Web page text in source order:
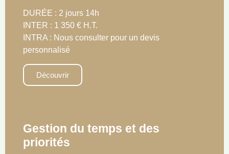
DURÉE : 2 jours 14h
INTER : 1 350 € H.T.
INTRA : Nous consulter pour un devis
personnalisé
Découvrir
Gestion du temps et des
priorités